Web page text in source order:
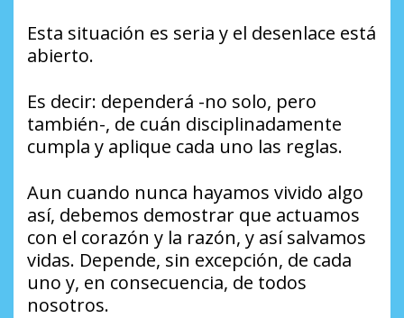
Esta situación es seria y el desenlace está
abierto.
Es decir: dependerá -no solo, pero
también-, de cuán disciplinadamente
cumpla y aplique cada uno las reglas.
Aun cuando nunca hayamos vivido algo
así, debemos demostrar que actuamos
con el corazón y la razón, y así salvamos
vidas. Depende, sin excepción, de cada
uno y, en consecuencia, de todos
nosotros.